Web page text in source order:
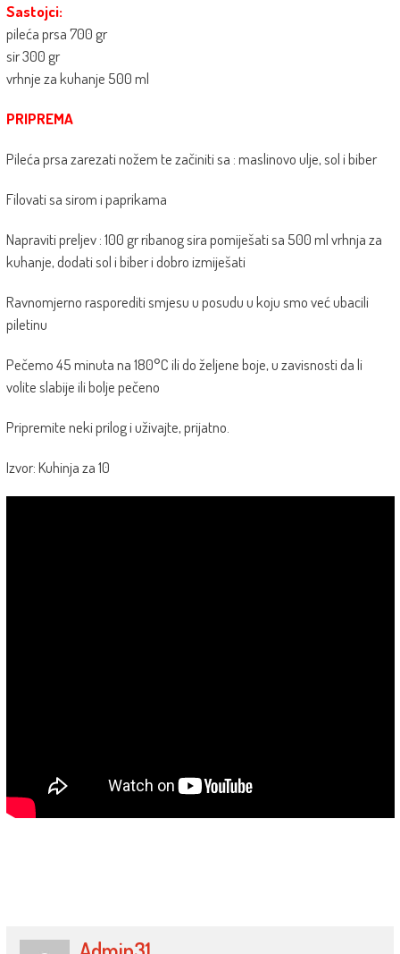
Sastojci:
pileća prsa 700 gr
sir 300 gr
vrhnje za kuhanje 500 ml
PRIPREMA
Pileća prsa zarezati nožem te začiniti sa : maslinovo ulje, sol i biber
Filovati sa sirom i paprikama
Napraviti preljev : 100 gr ribanog sira pomiješati sa 500 ml vrhnja za
kuhanje, dodati sol i biber i dobro izmiješati
Ravnomjerno rasporediti smjesu u posudu u koju smo već ubacili
piletinu
Pečemo 45 minuta na 180°C ili do željene boje, u zavisnosti da li
volite slabije ili bolje pečeno
Pripremite neki prilog i uživajte, prijatno.
Izvor: Kuhinja za 10